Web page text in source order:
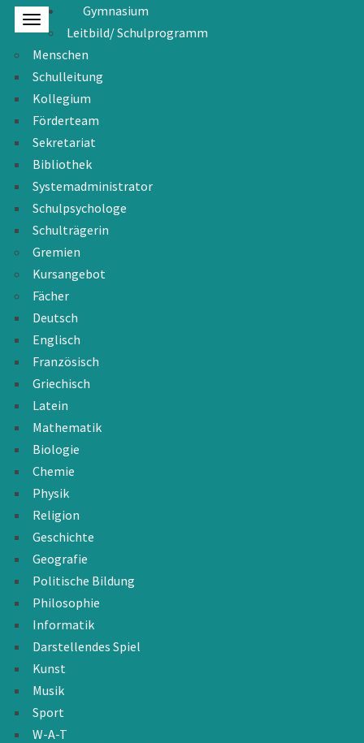
Gymnasium
Leitbild/ Schulprogramm
Menschen
Schulleitung
Kollegium
Förderteam
Sekretariat
Bibliothek
Systemadministrator
Schulpsychologe
Schulträgerin
Gremien
Kursangebot
Fächer
Deutsch
Englisch
Französisch
Griechisch
Latein
Mathematik
Biologie
Chemie
Physik
Religion
Geschichte
Geografie
Politische Bildung
Philosophie
Informatik
Darstellendes Spiel
Kunst
Musik
Sport
W-A-T